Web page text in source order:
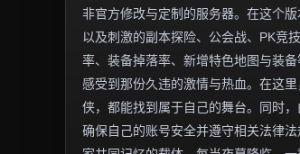
非官方修改与定制的服务器。在这个
以及刺激的副本探险、公会战、PK竞
率、装备掉落率、新增特色地图与装
感受到那份久违的激情与热血。在这
侠，都能找到属于自己的舞台。同时
确保自己的账号安全并遵守相关法律